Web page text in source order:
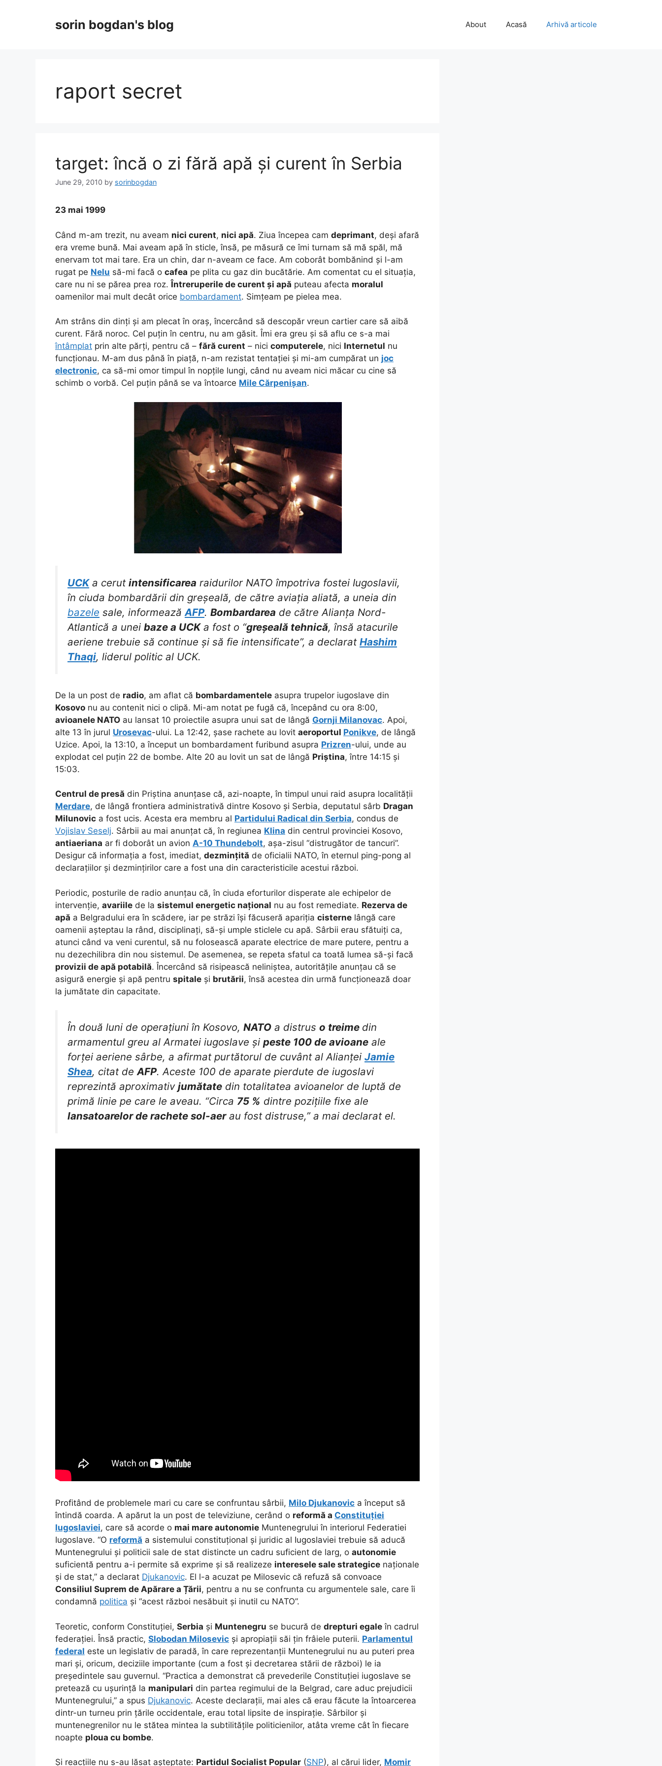
sorin bogdan's blog About Acasă Arhivă articole
raport secret
target: încă o zi fără apă și curent în Serbia
June 29, 2010 by sorinbogdan
23 mai 1999
Când m-am trezit, nu aveam nici curent, nici apă. Ziua începea cam deprimant, deși afară
era vreme bună. Mai aveam apă în sticle, însă, pe măsură ce îmi turnam să mă spăl, mă
enervam tot mai tare. Era un chin, dar n-aveam ce face. Am coborât bombănind și l-am
rugat pe Nelu să-mi facă o cafea pe plita cu gaz din bucătărie. Am comentat cu el situația,
care nu ni se părea prea roz.Întreruperile de curent și apă puteau afecta moralul
oamenilor mai mult decât orice bombardament. Simțeam pe pielea mea.
Am strâns din dinți și am plecat în oraș, încercând să descopăr vreun cartier care să aibă
curent. Fără noroc. Cel puțin în centru, nu am găsit. Îmi era greu și să aflu ce s-a mai
întâmplat prin alte părți, pentru că – fără curent – nici computerele, nici Internetul nu
funcționau. M-am dus până în piață, n-am rezistat tentației și mi-am cumpărat un joc
electronic, ca să-mi omor timpul în nopțile lungi, când nu aveam nici măcar cu cine să
schimb o vorbă. Cel puțin până se va întoarce Mile Cărpenișan.
UCKa cerut intensificarea raidurilor NATO împotriva fostei Iugoslavii,
în ciuda bombardării din greșeală, de către aviația aliată, a uneia din
bazele sale, informeazăAFP. Bombardarea de către Alianța Nord-
Atlantică a unei baze a UCKa fost o “greșeală tehnică, însă atacurile
aeriene trebuie să continue și să fie intensificate”, a declarat Hashim
Thaqi, liderul politic al UCK.
De la un post de radio, am aflat că bombardamentele asupra trupelor iugoslave din
Kosovo nu au contenit nici o clipă. Mi-am notat pe fugă că, începând cu ora 8:00,
avioanele NATO au lansat 10 proiectile asupra unui sat de lângă Gornji Milanovac. Apoi,
alte 13 în jurul Urosevac-ului. La 12:42, șase rachete au lovit aeroportul Ponikve, de lângă
Uzice. Apoi, la 13:10, a început un bombardament furibund asupra Prizren-ului, unde au
explodat cel puțin 22 de bombe. Alte 20 au lovit un sat de lângă Priștina, între 14:15 și
15:03.
Centrul de presă din Priștina anunțase că, azi-noapte, în timpul unui raid asupra localității
Merdare, de lângă frontiera administrativă dintre Kosovo și Serbia, deputatul sârb Dragan
Milunovic a fost ucis. Acesta era membru al Partidului Radical din Serbia, condus de
Vojislav Seselj. Sârbii au mai anunțat că, în regiunea Klina din centrul provinciei Kosovo,
antiaeriana ar fi doborât un avion A-10 Thundebolt, așa-zisul “distrugător de tancuri”.
Desigur că informația a fost, imediat, dezmințită de oficialii NATO, în eternul ping-pong al
declarațiilor și dezmințirilor care a fost una din caracteristicile acestui război.
Periodic, posturile de radio anunțau că, în ciuda eforturilor disperate ale echipelor de
intervenție, avariile de la sistemul energetic național nu au fost remediate. Rezerva de
apă a Belgradului era în scădere, iar pe străzi își făcuseră apariția cisterne lângă care
oamenii așteptau la rând, disciplinați, să-și umple sticlele cu apă. Sârbii erau sfătuiți ca,
atunci când va veni curentul, să nu folosească aparate electrice de mare putere, pentru a
nu dezechilibra din nou sistemul. De asemenea, se repeta sfatul ca toată lumea să-și facă
provizii de apă potabilă. Încercând să risipească neliniștea, autoritățile anunțau că se
asigură energie și apă pentru spitale și brutării, însă acestea din urmă funcționează doar
la jumătate din capacitate.
În două luni de operațiuni în Kosovo, NATO a distrus o treime din
armamentul greu al Armatei iugoslave și peste 100 de avioane ale
forței aeriene sârbe, a afirmat purtătorul de cuvânt al Alianței Jamie
Shea, citat deAFP. Aceste 100 de aparate pierdute de iugoslavi
reprezintă aproximativ jumătate din totalitatea avioanelor de luptă de
primă linie pe care le aveau. “Circa 75 % dintre pozițiile fixe ale
lansatoarelor de rachete sol-aerau fost distruse,” a mai declarat el.
Profitând de problemele mari cu care se confruntau sârbii, Milo Djukanovic a început să
întindă coarda. A apărut la un post de televiziune, cerând o reformă a Constituției
Iugoslaviei, care să acorde o mai mare autonomie Muntenegrului în interiorul Federatiei
Iugoslave. “O reformă a sistemului constituțional și juridic al Iugoslaviei trebuie să aducă
Muntenegrului și politicii sale de stat distincte un cadru suficient de larg, o autonomie
suficientă pentru a-i permite să exprime și să realizeze interesele sale strategice naționale
și de stat,” a declarat Djukanovic. El l-a acuzat pe Milosevic că refuză să convoace
Consiliul Suprem de Apărare a Țării, pentru a nu se confrunta cu argumentele sale, care îi
condamnă politica și “acest război nesăbuit și inutil cu NATO”.
Teoretic, conform Constituției, Serbia și Muntenegru se bucură de drepturi egale în cadrul
federației. Însă practic, Slobodan Milosevic și apropiații săi țin frâiele puterii. Parlamentul
federal este un legislativ de paradă, în care reprezentanții Muntenegrului nu au puteri prea
mari și, oricum, deciziile importante (cum a fost și decretarea stării de război) le ia
președintele sau guvernul. “Practica a demonstrat că prevederile Constituției iugoslave se
pretează cu ușurință la manipulari din partea regimului de la Belgrad, care aduc prejudicii
Muntenegrului,” a spus Djukanovic. Aceste declarații, mai ales că erau făcute la întoarcerea
dintr-un turneu prin țările occidentale, erau total lipsite de inspirație. Sârbilor și
muntenegrenilor nu le stătea mintea la subtilitățile politicienilor, atâta vreme cât în fiecare
noapte ploua cu bombe.
Și reacțiile nu s-au lăsat așteptate: Partidul Socialist Popular (SNP), al cărui lider, Momir